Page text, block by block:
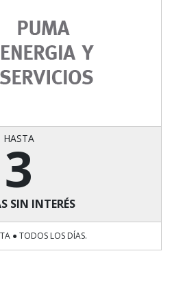
HASTA
3
SIN INTERÉS
● TODOS LOS DÍAS.